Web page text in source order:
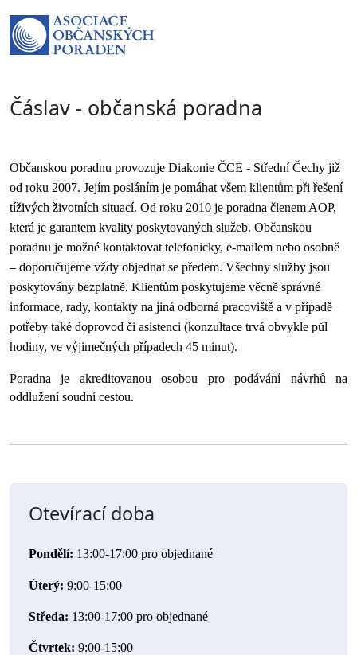
Čáslav - občanská poradna
Občanskou poradnu provozuje Diakonie ČCE - Střední Čechy již
od roku 2007. Jejím posláním je pomáhat všem klientům při řešení
tíživých životních situací. Od roku 2010 je poradna členem AOP,
která je garantem kvality poskytovaných služeb. Občanskou
poradnu je možné kontaktovat telefonicky, e-mailem nebo osobně
– doporučujeme vždy objednat se předem. Všechny služby jsou
poskytovány bezplatně. Klientům poskytujeme věcně správné
informace, rady, kontakty na jiná odborná pracoviště a v případě
potřeby také doprovod či asistenci (konzultace trvá obvykle půl
hodiny, ve výjimečných případech 45 minut).
Poradna je akreditovanou osobou pro podávání návrhů na
oddlužení soudní cestou.
Otevírací doba
Pondělí: 13:00-17:00 pro objednané
Úterý: 9:00-15:00
Středa: 13:00-17:00 pro objednané
Čtvrtek: 9:00-15:00